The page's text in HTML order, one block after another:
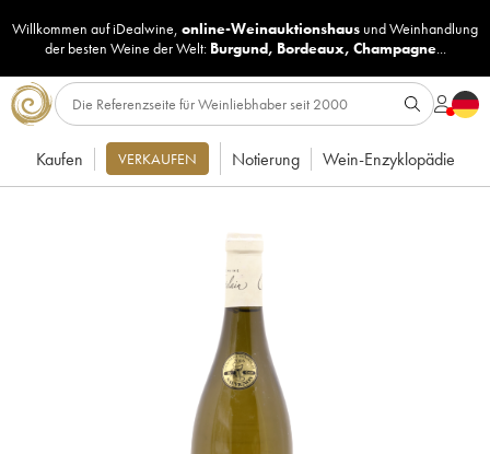
Willkommen auf iDealwine, online-Weinauktionshaus undWeinhandlung
der besten Weine der Welt: Burgund, Bordeaux, Champagne...
Kaufen VERKAUFEN Notierung Wein-Enzyklopädie